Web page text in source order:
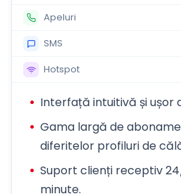
Apeluri
SMS
Hotspot
Interfață intuitivă și ușor
Gama largă de
diferitelor profiluri de
Suport clienți receptiv
minute.